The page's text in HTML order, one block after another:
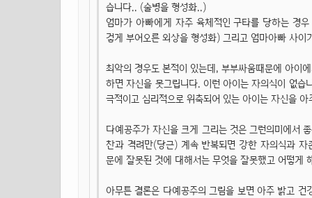
습니다.. (술병을 형성화..)
엄마가 아빠에게 자주 육체적인 구타를 당하는 경
겋게 부어오른 외상을 형성화) 그리고 엄마아빠 사
최악의 경우도 본적이 있는데, 부부싸움때문에 아이
하면 자신을 못그립니다. 이런 아이는 자의식이 없
극적이고 심리적으로 위축되어 있는 아이는 자신을
다예공주가 자신을 크게 그리는 것은 그런의미에서
찬과 격려만(당근) 계속 반복되면 강한 자의식과 자
문에 잘못된 것에 대해서는 무엇을 잘못했고 어떻게
아무튼 결론은 다예공주의 그림을 보면 아주 밝고